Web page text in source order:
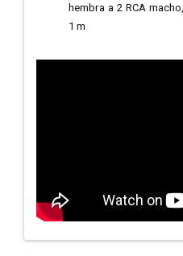
hembra a 2 RCA macho,
1 m